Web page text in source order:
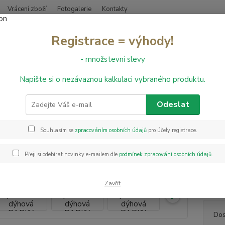
Vrácení zboží Fotogalerie Kontakty
Hledat
Dřevěné podlahy Dřevěná podlaha dýhová PARKY MASTER Sand Oak
podlaha dýhová PARKY
S
která
Registrace = výhody!
- množstevní slevy
Napište si o nezávaznou kalkulaci vybraného produktu.
Odeslat
Souhlasím se zpracováním osobních údajůpro účely registrace.
Přeji si odebírat novinky e-mailem dle podmínek zpracování osobních údajů.
Zavřít